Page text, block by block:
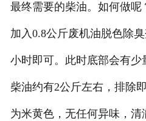
最终需要的柴油。如何做呢
加入0.8公斤废机油脱色除
小时即可。此时底部会有
柴油约有2公斤左右，排除
为米黄色，无任何异味，